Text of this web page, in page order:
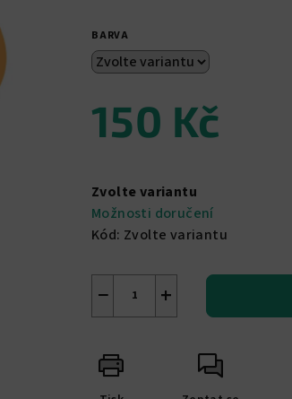
hvězdiček.
BARVA
150 Kč
cena:
Zvolte variantu
Možnosti doručení
Kód: Zvolte variantu
+
−